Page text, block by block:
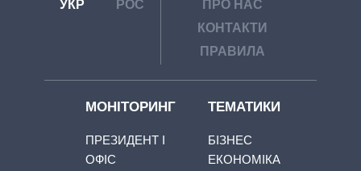
УКР РОС
ПРО НАС
КОНТАКТИ
ПРАВИЛА
МОНІТОРИНГ
ПРЕЗИДЕНТ І
ОФІС
ТЕМАТИКИ
БІЗНЕС
ЕКОНОМІКА